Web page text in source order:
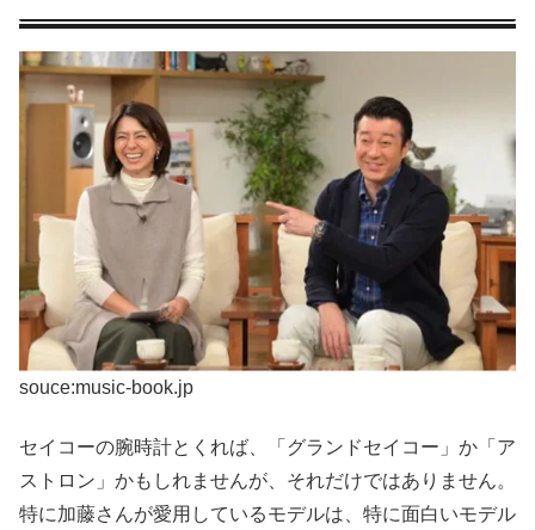
souce:music-book.jp
セイコーの腕時計とくれば、「グランドセイコー」か「ア
ストロン」かもしれませんが、それだけではありません。
特に加藤さんが愛用しているモデルは、特に面白いモデル